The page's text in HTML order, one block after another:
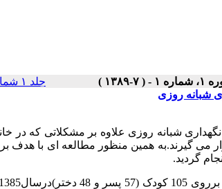
۱ - ( ۷-۱۳۸۹ ) جلد ۱ شماره ۱ صفحات ۱۰۱-۹۰
شبانه روزی علاوه بر مشکلاتی که در